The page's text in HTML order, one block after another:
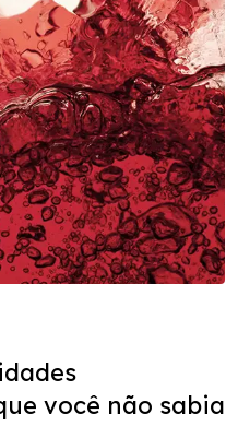
você não sabia